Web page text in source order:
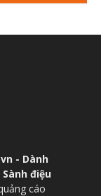
- Dành
điệu
cáo